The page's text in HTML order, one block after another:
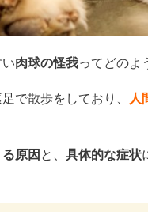
肉球の怪我ってどのよ
で散歩をしており、
人
原因 と、 具体的な症状